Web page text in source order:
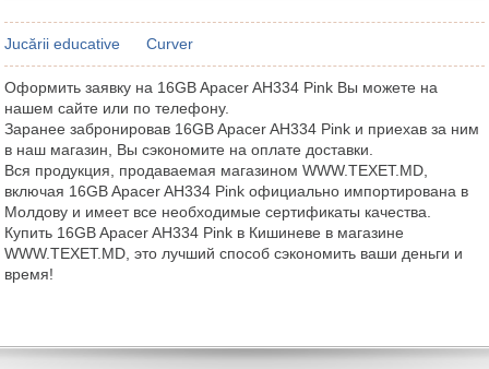
Jucării educative Curver
Оформить заявку на 16GB Apacer AH334 Pink Вы можете на
нашем сайте или по телефону.
Заранее забронировав 16GB Apacer AH334 Pink и приехав за ним
в наш магазин, Вы сэкономите на оплате доставки.
Вся продукция, продаваемая магазином WWW.TEXET.MD,
включая 16GB Apacer AH334 Pink официально импортирована в
Молдову и имеет все необходимые сертификаты качества.
Купить 16GB Apacer AH334 Pink в Кишиневе в магазине
WWW.TEXET.MD, это лучший способ сэкономить ваши деньги и
время!